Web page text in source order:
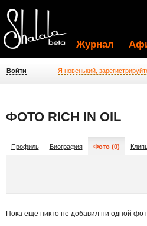
Журнал
Войти Я новенький,
ФОТО RICH IN OIL
Профиль Биография Фото (0)
Пока еще никто не добавил ни одной